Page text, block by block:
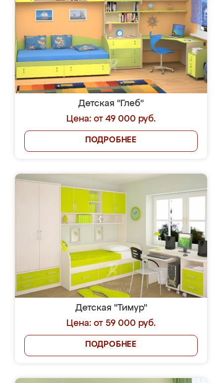
Детская "Глеб"
Цена: от 49 000 руб.
ПОДРОБНЕЕ
Детская "Тимур"
Цена: от 59 000 руб.
ПОДРОБНЕЕ